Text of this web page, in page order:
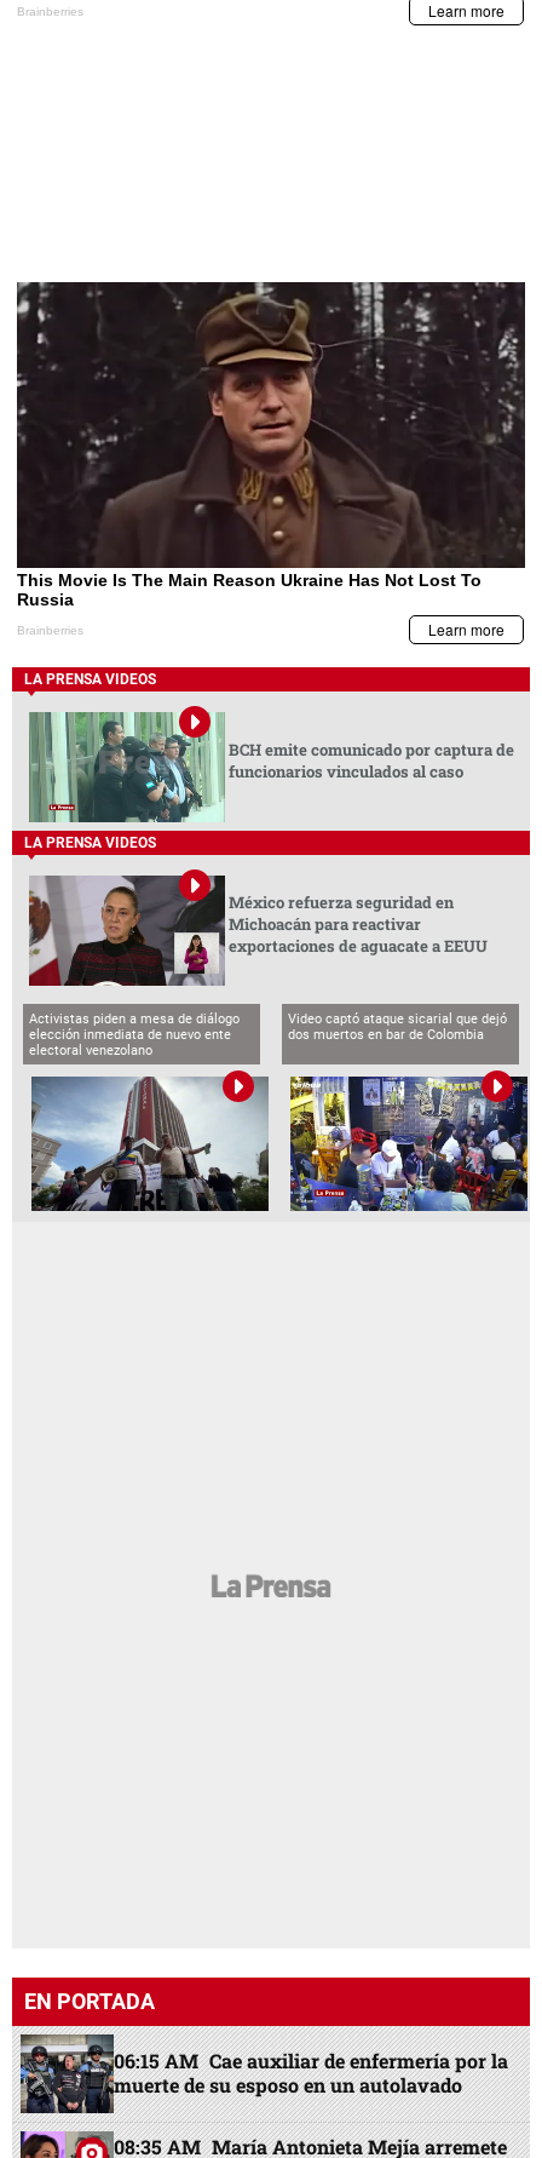
LA PRENSA VIDEOS
BCH emite comunicado por captura de
funcionarios vinculados al caso
LA PRENSA VIDEOS
México refuerza seguridad en
Michoacán para reactivar
exportaciones de aguacate a EEUU
Activistas piden a mesa de diálogo
elección inmediata de nuevo ente
electoral venezolano
Video captó ataque sicarial que dejó
dos muertos en bar de Colombia
EN PORTADA
06:15 AM Cae auxiliar de enfermería por la
muerte de su esposo en un autolavado
08:35 AM María Antonieta Mejía arremete